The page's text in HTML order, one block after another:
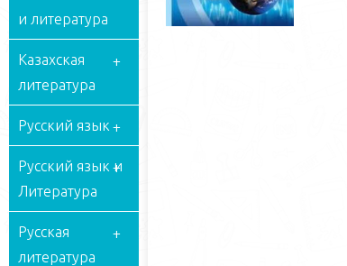
и литература
Казахская
литература
Русский язык
Русский язык и
Литература
Русская
литература